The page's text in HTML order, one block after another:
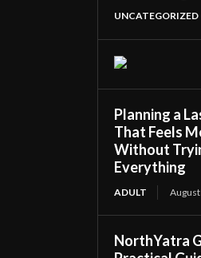
UNCATEGORIZED
Planning a
That Feels
Without
Everything
ADULT
NorthYatra